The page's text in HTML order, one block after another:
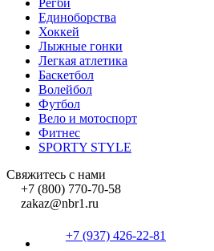
Регби
Единоборства
Хоккей
Лыжные гонки
Легкая атлетика
Баскетбол
Волейбол
Футбол
Вело и мотоспорт
Фитнес
SPORTY STYLE
Свяжитесь с нами
+7 (800) 770-70-58
zakaz@nbr1.ru
+7 (937) 426-22-81